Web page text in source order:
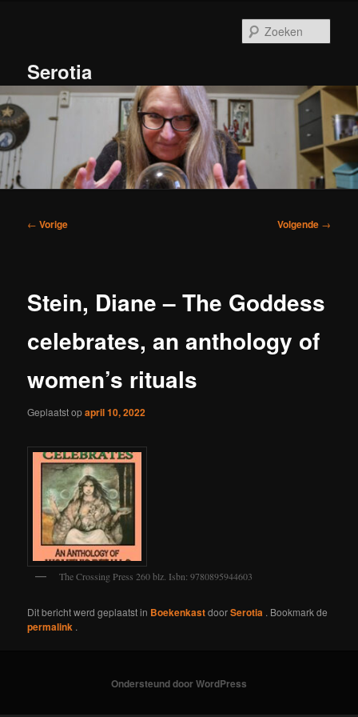
inhoudSerotia
Bericht
← Vorige Volgende →
Stein, Diane – The Goddess
celebrates, an anthology of
women’s rituals
Geplaatst opapril 10, 2022
The Crossing Press 260 blz. Isbn: 9780895944603
Dit bericht werd geplaatst in BoekenkastdoorSerotia . Bookmark de
permalink .
Ondersteund door WordPress